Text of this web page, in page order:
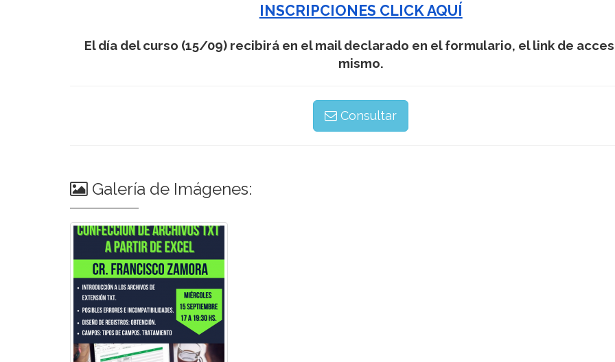
INSCRIPCIONES CLICK AQUÍ
El día del curso (15/09) recibirá en el mail declarado en el formulario, el link de
mismo.
Consultar
Galería de Imágenes: